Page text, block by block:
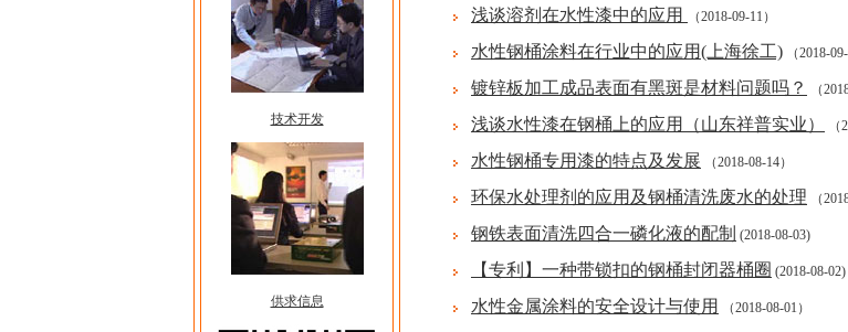
技术开发
供求信息
浅谈溶剂在水性漆中的应用 （2018-09-11）
水性钢桶涂料在行业中的应用(上海徐工) （2018-09-
镀锌板加工成品表面有黑斑是材料问题吗？ （
浅谈水性漆在钢桶上的应用（山东祥普实业） （
水性钢桶专用漆的特点及发展 （2018-08-14）
环保水处理剂的应用及钢桶清洗废水的处理 （
钢铁表面清洗四合一磷化液的配制 (2018-08-03)
【专利】一种带锁扣的钢桶封闭器桶圈 (2018-08-02)
水性金属涂料的安全设计与使用 （2018-08-01）